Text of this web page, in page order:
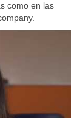
como en las